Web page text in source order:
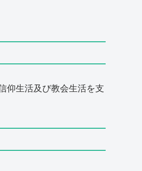
仰生活及び教会生活を支